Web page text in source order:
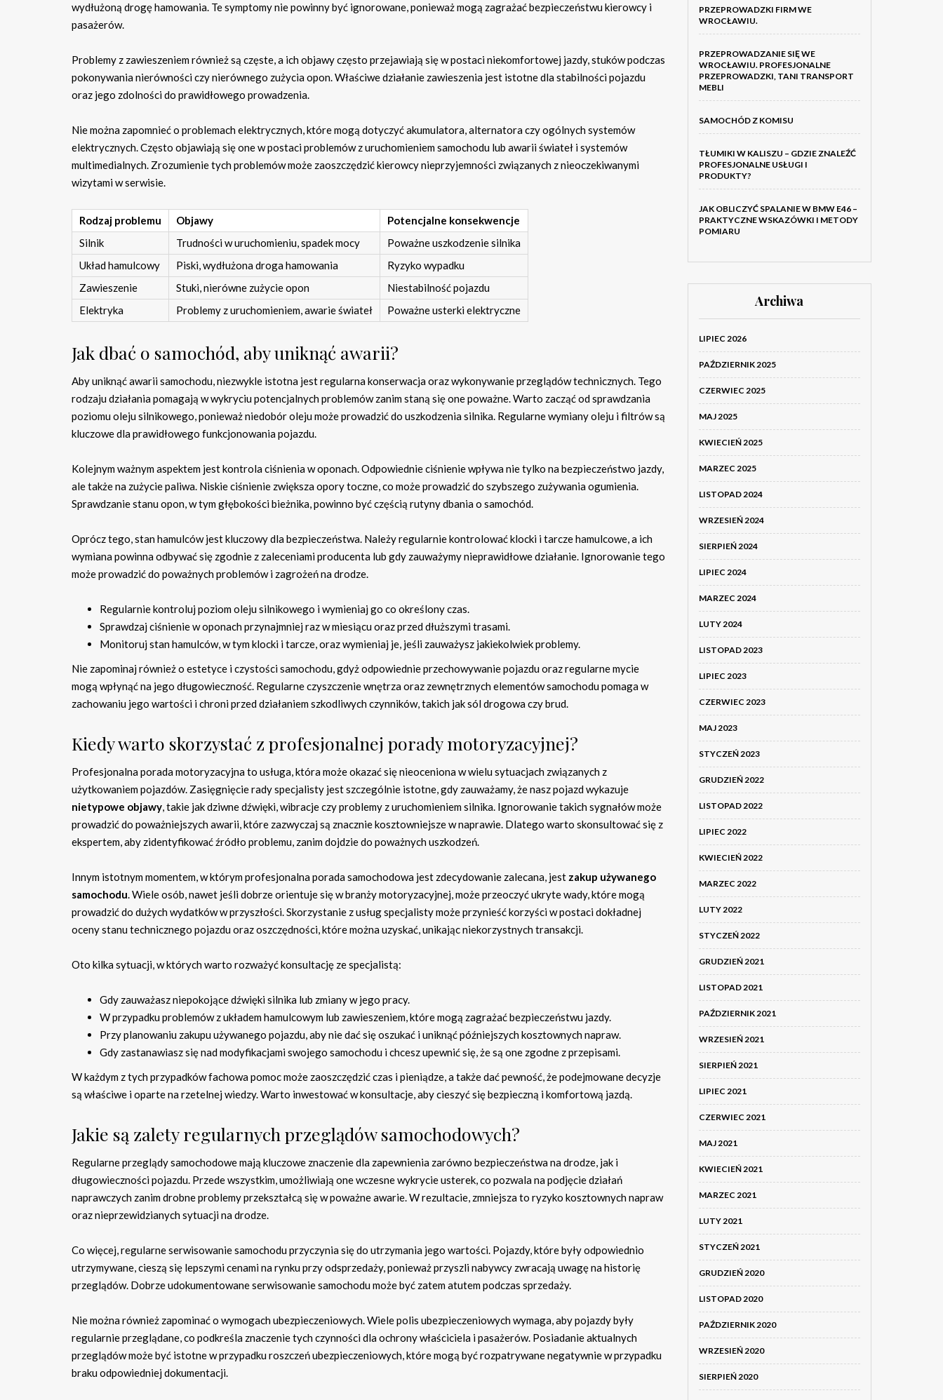
wydłużoną drogę hamowania. Te symptomy nie powinny być ignorowane, ponieważ mogą zagrażać bezpieczeństwu kierowcy i
pasażerów.
Problemy z zawieszeniem również są częste, a ich objawy często przejawiają się w postaci niekomfortowej jazdy, stuków podczas
pokonywania nierówności czy nierównego zużycia opon. Właściwe działanie zawieszenia jest istotne dla stabilności pojazdu
oraz jego zdolności do prawidłowego prowadzenia.
Nie można zapomnieć o problemach elektrycznych, które mogą dotyczyć akumulatora, alternatora czy ogólnych systemów
elektrycznych. Często objawiają się one w postaci problemów z uruchomieniem samochodu lub awarii świateł i systemów
multimedialnych. Zrozumienie tych problemów może zaoszczędzić kierowcy nieprzyjemności związanych z nieoczekiwanymi
wizytami w serwisie.
Rodzaj problemu Objawy
Potencjalne konsekwencje
Silnik
Trudności w uruchomieniu, spadek mocy
Poważne uszkodzenie silnika
Układ hamulcowy
Piski, wydłużona droga hamowania
Ryzyko wypadku
Zawieszenie
Stuki, nierówne zużycie opon
Niestabilność pojazdu
Elektryka
Problemy z uruchomieniem, awarie świateł Poważne usterki elektryczne
Jak dbać o samochód, aby uniknąć awarii?
Aby uniknąć awarii samochodu, niezwykle istotna jest regularna konserwacja oraz wykonywanie przeglądów technicznych. Tego
rodzaju działania pomagają w wykryciu potencjalnych problemów zanim staną się one poważne. Warto zacząć od sprawdzania
poziomu oleju silnikowego, ponieważ niedobór oleju może prowadzić do uszkodzenia silnika. Regularne wymiany oleju i filtrów są
kluczowe dla prawidłowego funkcjonowania pojazdu.
Kolejnym ważnym aspektem jest kontrola ciśnienia w oponach. Odpowiednie ciśnienie wpływa nie tylko na bezpieczeństwo jazdy,
ale także na zużycie paliwa. Niskie ciśnienie zwiększa opory toczne, co może prowadzić do szybszego zużywania ogumienia.
Sprawdzanie stanu opon, w tym głębokości bieżnika, powinno być częścią rutyny dbania o samochód.
Oprócz tego, stan hamulców jest kluczowy dla bezpieczeństwa. Należy regularnie kontrolować klocki i tarcze hamulcowe, a ich
wymiana powinna odbywać się zgodnie z zaleceniami producenta lub gdy zauważymy nieprawidłowe działanie. Ignorowanie tego
może prowadzić do poważnych problemów i zagrożeń na drodze.
Regularnie kontroluj poziom oleju silnikowego i wymieniaj go co określony czas.
Sprawdzaj ciśnienie w oponach przynajmniej raz w miesiącu oraz przed dłuższymi trasami.
Monitoruj stan hamulców, w tym klocki i tarcze, oraz wymieniaj je, jeśli zauważysz jakiekolwiek problemy.
Nie zapominaj również o estetyce i czystości samochodu, gdyż odpowiednie przechowywanie pojazdu oraz regularne mycie
mogą wpłynąć na jego długowieczność. Regularne czyszczenie wnętrza oraz zewnętrznych elementów samochodu pomaga w
zachowaniu jego wartości i chroni przed działaniem szkodliwych czynników, takich jak sól drogowa czy brud.
Kiedy warto skorzystać z profesjonalnej porady motoryzacyjnej?
Profesjonalna porada motoryzacyjna to usługa, która może okazać się nieoceniona w wielu sytuacjach związanych z
użytkowaniem pojazdów. Zasięgnięcie rady specjalisty jest szczególnie istotne, gdy zauważamy, że nasz pojazd wykazuje
nietypowe objawy, takie jak dziwne dźwięki, wibracje czy problemy z uruchomieniem silnika. Ignorowanie takich sygnałów może
prowadzić do poważniejszych awarii, które zazwyczaj są znacznie kosztowniejsze w naprawie. Dlatego warto skonsultować się z
ekspertem, aby zidentyfikować źródło problemu, zanim dojdzie do poważnych uszkodzeń.
Innym istotnym momentem, w którym profesjonalna porada samochodowa jest zdecydowanie zalecana, jest zakup używanego
samochodu. Wiele osób, nawet jeśli dobrze orientuje się w branży motoryzacyjnej, może przeoczyć ukryte wady, które mogą
prowadzić do dużych wydatków w przyszłości. Skorzystanie z usług specjalisty może przynieść korzyści w postaci dokładnej
oceny stanu technicznego pojazdu oraz oszczędności, które można uzyskać, unikając niekorzystnych transakcji.
Oto kilka sytuacji, w których warto rozważyć konsultację ze specjalistą:
Gdy zauważasz niepokojące dźwięki silnika lub zmiany w jego pracy.
W przypadku problemów z układem hamulcowym lub zawieszeniem, które mogą zagrażać bezpieczeństwu jazdy.
Przy planowaniu zakupu używanego pojazdu, aby nie dać się oszukać i uniknąć późniejszych kosztownych napraw.
Gdy zastanawiasz się nad modyfikacjami swojego samochodu i chcesz upewnić się, że są one zgodne z przepisami.
W każdym z tych przypadków fachowa pomoc może zaoszczędzić czas i pieniądze, a także dać pewność, że podejmowane decyzje
są właściwe i oparte na rzetelnej wiedzy. Warto inwestować w konsultacje, aby cieszyć się bezpieczną i komfortową jazdą.
Jakie są zalety regularnych przeglądów samochodowych?
Regularne przeglądy samochodowe mają kluczowe znaczenie dla zapewnienia zarówno bezpieczeństwa na drodze, jak i
długowieczności pojazdu. Przede wszystkim, umożliwiają one wczesne wykrycie usterek, co pozwala na podjęcie działań
naprawczych zanim drobne problemy przekształcą się w poważne awarie. W rezultacie, zmniejsza to ryzyko kosztownych napraw
oraz nieprzewidzianych sytuacji na drodze.
Co więcej, regularne serwisowanie samochodu przyczynia się do utrzymania jego wartości. Pojazdy, które były odpowiednio
utrzymywane, cieszą się lepszymi cenami na rynku przy odsprzedaży, ponieważ przyszli nabywcy zwracają uwagę na historię
przeglądów. Dobrze udokumentowane serwisowanie samochodu może być zatem atutem podczas sprzedaży.
Nie można również zapominać o wymogach ubezpieczeniowych. Wiele polis ubezpieczeniowych wymaga, aby pojazdy były
regularnie przeglądane, co podkreśla znaczenie tych czynności dla ochrony właściciela i pasażerów. Posiadanie aktualnych
przeglądów może być istotne w przypadku roszczeń ubezpieczeniowych, które mogą być rozpatrywane negatywnie w przypadku
braku odpowiedniej dokumentacji.
PRZEPROWADZKI FIRM WE
WROCŁAWIU.
PRZEPROWADZANIE SIĘ WE
WROCŁAWIU. PROFESJONALNE
PRZEPROWADZKI, TANI TRANSPORT
MEBLI
SAMOCHÓD Z KOMISU
TŁUMIKI W KALISZU – GDZIE ZNALEŹĆ
PROFESJONALNE USŁUGI I
PRODUKTY?
JAK OBLICZYĆ SPALANIE W BMW E46 –
PRAKTYCZNE WSKAZÓWKI I METODY
POMIARU
Archiwa
LIPIEC 2026
PAŹDZIERNIK 2025
CZERWIEC 2025
MAJ 2025
KWIECIEŃ 2025
MARZEC 2025
LISTOPAD 2024
WRZESIEŃ 2024
SIERPIEŃ 2024
LIPIEC 2024
MARZEC 2024
LUTY 2024
LISTOPAD 2023
LIPIEC 2023
CZERWIEC 2023
MAJ 2023
STYCZEŃ 2023
GRUDZIEŃ 2022
LISTOPAD 2022
LIPIEC 2022
KWIECIEŃ 2022
MARZEC 2022
LUTY 2022
STYCZEŃ 2022
GRUDZIEŃ 2021
LISTOPAD 2021
PAŹDZIERNIK 2021
WRZESIEŃ 2021
SIERPIEŃ 2021
LIPIEC 2021
CZERWIEC 2021
MAJ 2021
KWIECIEŃ 2021
MARZEC 2021
LUTY 2021
STYCZEŃ 2021
GRUDZIEŃ 2020
LISTOPAD 2020
PAŹDZIERNIK 2020
WRZESIEŃ 2020
SIERPIEŃ 2020